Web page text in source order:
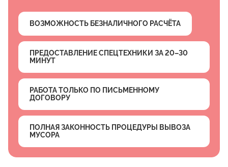
ВОЗМОЖНОСТЬ БЕЗНАЛИЧНОГО РАСЧЁТА
ПРЕДОСТАВЛЕНИЕ СПЕЦТЕХНИКИ ЗА 20–30
МИНУТ
РАБОТА ТОЛЬКО ПО ПИСЬМЕННОМУ
ДОГОВОРУ
ПОЛНАЯ ЗАКОННОСТЬ ПРОЦЕДУРЫ ВЫВОЗА
МУСОРА